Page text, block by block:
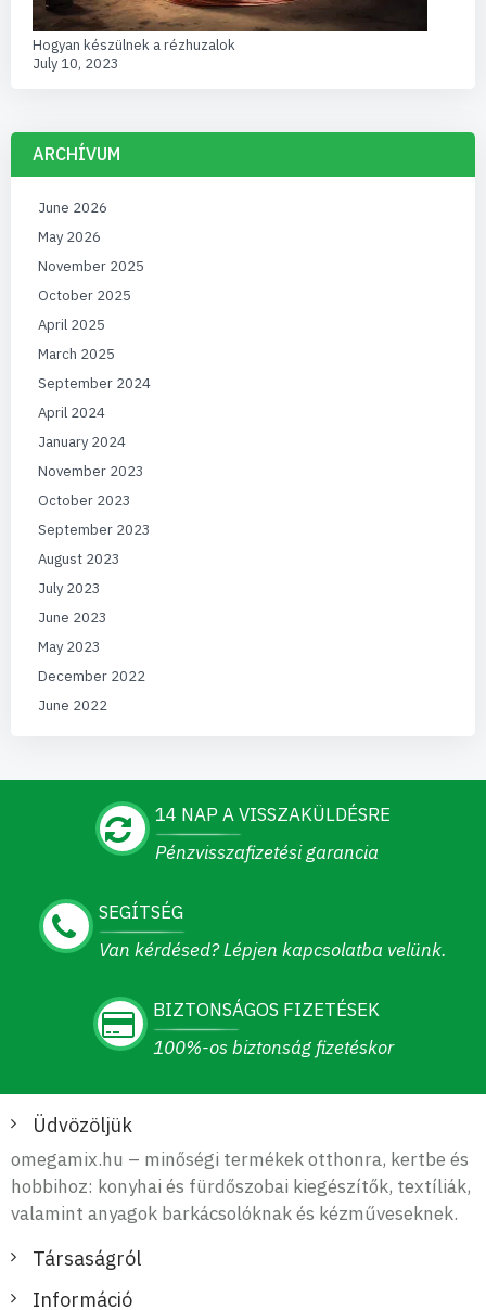
Hogyan készülnek a rézhuzalok
July 10, 2023
ARCHÍVUM
June 2026
May 2026
November 2025
October 2025
April 2025
March 2025
September 2024
April 2024
January 2024
November 2023
October 2023
September 2023
August 2023
July 2023
June 2023
May 2023
December 2022
June 2022
14 NAP A VISSZAKÜLDÉSRE
Pénzvisszafizetési garancia
SEGÍTSÉG
Van kérdésed? Lépjen kapcsolatba velünk.
BIZTONSÁGOS FIZETÉSEK
100%-os biztonság fizetéskor
Üdvözöljük
omegamix.hu – minőségi termékek otthonra, kertbe és
hobbihoz: konyhai és fürdőszobai kiegészítők, textíliák,
valamint anyagok barkácsolóknak és kézműveseknek.
Társaságról
Információ